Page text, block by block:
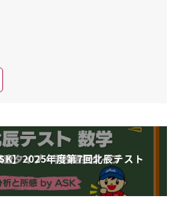
】2025年度第7回北辰テスト